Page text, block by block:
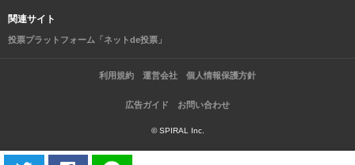
関連サイト
投票プラットフォーム「ネットde投票」
利用規約 運営会社 個人情報保護方針
広告ガイド お問い合わせ
© SPIRAL Inc.